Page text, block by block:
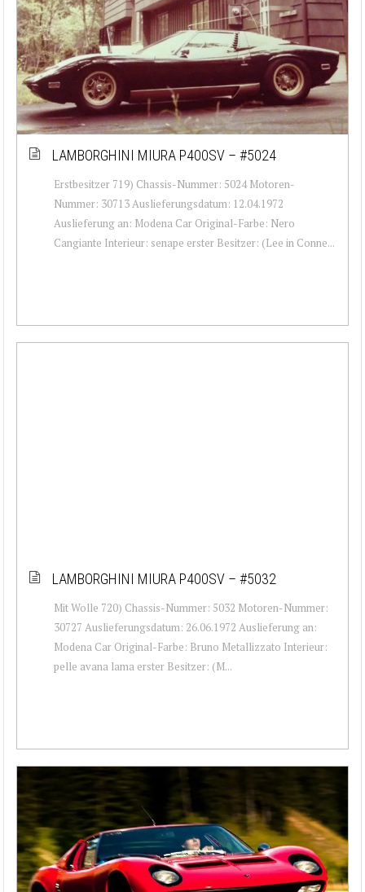
LAMBORGHINI MIURA P400SV – #5024
Erstbesitzer 719) Chassis-Nummer: 5024 Motoren-
Nummer: 30713 Auslieferungsdatum: 12.04.1972
Auslieferung an: Modena Car Original-Farbe: Nero
Cangiante Interieur: senape erster Besitzer: (Lee in Conne...
LAMBORGHINI MIURA P400SV – #5032
Mit Wolle 720) Chassis-Nummer: 5032 Motoren-Nummer:
30727 Auslieferungsdatum: 26.06.1972 Auslieferung an:
Modena Car Original-Farbe: Bruno Metallizzato Interieur:
pelle avana lama erster Besitzer: (M...